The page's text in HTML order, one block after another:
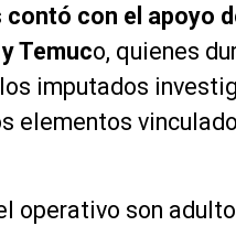
contó con el apoyo
Temuco, quienes
imputados
elementos
operativo son